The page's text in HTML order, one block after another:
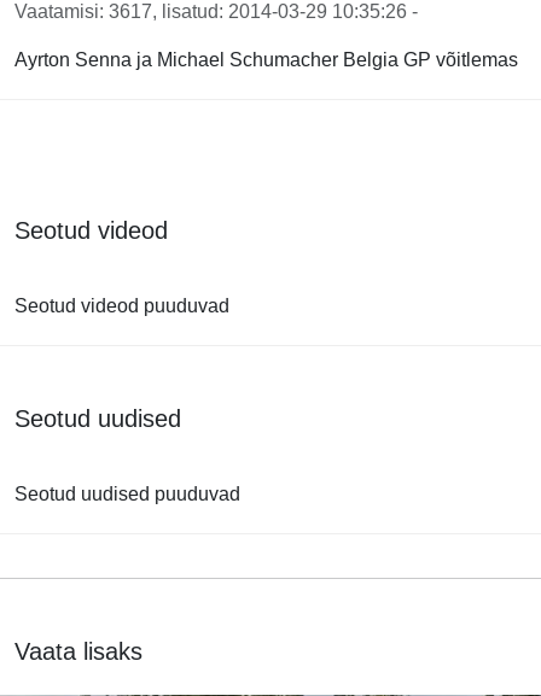
Vaatamisi: 3617, lisatud: 2014-03-29 10:35:26 -
Ayrton Senna ja Michael Schumacher Belgia GP võitlemas
Seotud videod
Seotud videod puuduvad
Seotud uudised
Seotud uudised puuduvad
Vaata lisaks